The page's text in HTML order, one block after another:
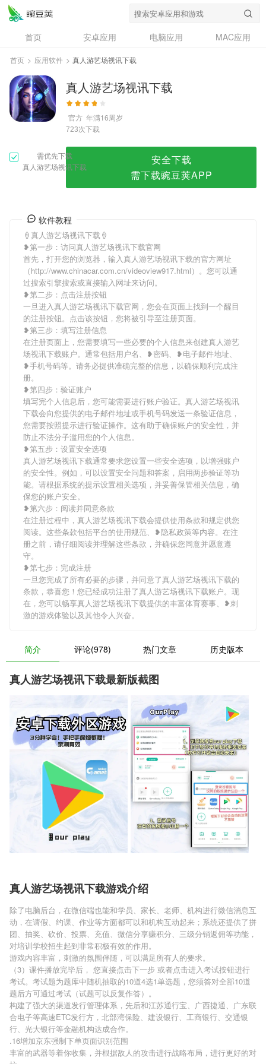
真人游艺场视讯下载
首页 安卓应用 电脑应用
MAC应用
资讯
专题
问答
首页 > 应用软件 > 真人游艺场视讯下载
真人游艺场视讯下载
官方 年满16周岁
723次下载
需优先下载
真人游艺场视讯下载
安全下载
需下载豌豆荚APP
软件教程
🍦真人游艺场视讯下载🍦
❥第一步：访问真人游艺场视讯下载官网
首先，打开您的浏览器，输入真人游艺场视讯下载的官方网址
（http://www.chinacar.com.cn/videoview917.html）。您可以通
过搜索引擎搜索或直接输入网址来访问。
❥第二步：点击注册按钮
一旦进入真人游艺场视讯下载官网，您会在页面上找到一个醒目
的注册按钮。点击该按钮，您将被引导至注册页面。
❥第三步：填写注册信息
在注册页面上，您需要填写一些必要的个人信息来创建真人游艺
场视讯下载账户。通常包括用户名、❥密码、❥电子邮件地址、
❥手机号码等。请务必提供准确完整的信息，以确保顺利完成注
册。
❥第四步：验证账户
填写完个人信息后，您可能需要进行账户验证。真人游艺场视讯
下载会向您提供的电子邮件地址或手机号码发送一条验证信息，
您需要按照提示进行验证操作。这有助于确保账户的安全性，并
防止不法分子滥用您的个人信息。
❥第五步：设置安全选项
真人游艺场视讯下载通常要求您设置一些安全选项，以增强账户
的安全性。例如，可以设置安全问题和答案，启用两步验证等功
能。请根据系统的提示设置相关选项，并妥善保管相关信息，确
保您的账户安全。
❥第六步：阅读并同意条款
在注册过程中，真人游艺场视讯下载会提供使用条款和规定供您
阅读。这些条款包括平台的使用规范、❥隐私政策等内容。在注
册之前，请仔细阅读并理解这些条款，并确保您同意并愿意遵
守。
❥第七步：完成注册
一旦您完成了所有必要的步骤，并同意了真人游艺场视讯下载的
条款，恭喜您！您已经成功注册了真人游艺场视讯下载账户。现
在，您可以畅享真人游艺场视讯下载提供的丰富体育赛事、❥刺
激的游戏体验以及其他令人兴奋。
简介 评论(978) 热门文章 历史版本
真人游艺场视讯下载最新版截图
真人游艺场视讯下载游戏介绍
除了电脑后台，在微信端也能和学员、家长、老师、机构进行微信消息互
动，在请假、约课、作业等方面都可以和机构互动起来；系统还提供了拼
团、抽奖、砍价、投票、充值、微信分享赚积分、三级分销返佣等功能，
对培训学校招生起到非常积极有效的作用。
游戏内容丰富，刺激的氛围伴随，可以满足所有人的要求。
（3）课件播放完毕后， 您直接点击下一步 或者点击进入考试按钮进行
考试。考试题为题库中随机抽取的10道4选1单选题，您须答对全部10道
题后方可通过考试（试题可以反复作答）。
构建了强大的渠道发行管理体系，先后和江苏通行宝、广西捷通、广东联
合电子等高速ETC发行方，北部湾保险、建设银行、工商银行、交通银
行、光大银行等金融机构达成合作。
.16增加京东强制下单页面识别范围
丰富的武器等着你收集，并根据敌人的攻击进行战略布局，进行更好的对